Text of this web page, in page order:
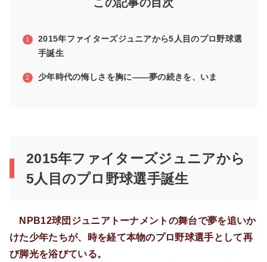
この記事の目次
2015年ファイターズジュニアから5人目のプロ野球選
手誕生
少年時代の悔しさを胸に――夢の続きを、いま
2015年ファイターズジュニアから
5人目のプロ野球選手誕生
NPB12球団ジュニアトーナメントの舞台で夢を追いか
けた少年たちが、時を経て本物のプロ野球選手として再
び脚光を浴びている。